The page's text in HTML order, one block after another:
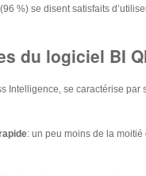
%) se disent satisfaits
du logiciel BI
Intelligence, se caractérise par
: un peu moins de la